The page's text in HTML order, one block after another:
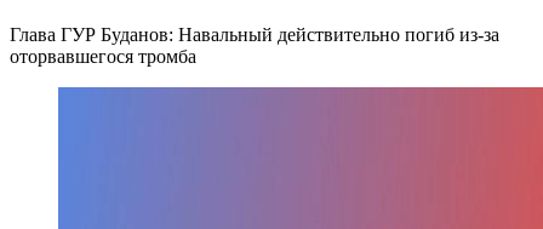
Глава ГУР Буданов: Навальный действительно погиб из-за
оторвавшегося тромба